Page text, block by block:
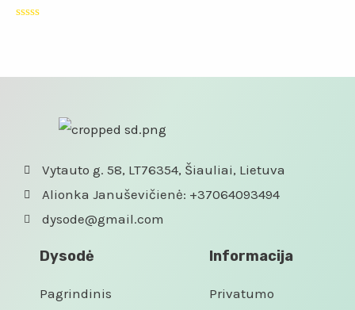
Vytauto g. 58, LT76354, Šiauliai, Lietuva
Alionka Januševičienė: +37064093494
dysode@gmail.com
Dysodė
Pagrindinis
Informacija
Privatumo